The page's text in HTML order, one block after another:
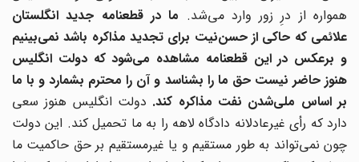
همواره از درِ زور وارد می‌شد.ما در قطعنامه جدید انگلستان
علائمی که حاکی از حسن‌نیت برای تجدید مذاکره باشد نمی‌بینیم
و برعکس در این قطعنامه مشاهده می‌شود که دولت انگلیس
هنوز حاضر نیست حق ما را بشناسد و آن را محترم بشمارد و با ما
بر اساس ملی‌شدن نفت مذاکره کند.دولت انگلیس هنوز سعی
دارد که رأی غیرعادلانه دادگاه لاهه را به ما تحمیل کند. این دولت
چون نمی‌تواند به طور مستقیم و یا غیرمستقیم بر حق حاکمیت ما